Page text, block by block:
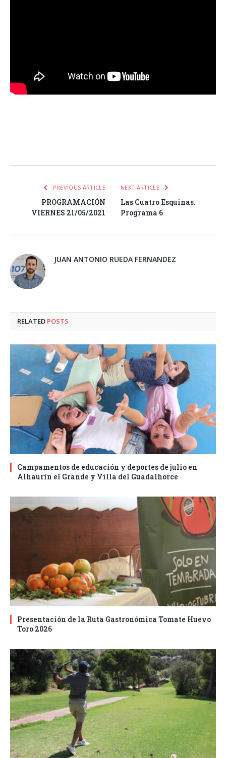
PREVIOUS ARTICLE
PROGRAMACIÓN
VIERNES 21/05/2021
NEXT ARTICLE
Las Cuatro Esquinas.
Programa 6
JUAN ANTONIO RUEDA FERNANDEZ
RELATED POSTS
Campamentos de educación y deportes de julio en
Alhaurín el Grande y Villa del Guadalhorce
Presentación de la Ruta Gastronómica Tomate Huevo
Toro 2026